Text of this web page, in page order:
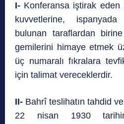
I- Konferansa iştirak
kuvvetlerine,
bulunan taraflardan
gemilerini himaye etmek
üç numaralı fıkralara
için talimat vereceklerdir.
II- Bahrî teslihatın tahdid
22 nisan 1930